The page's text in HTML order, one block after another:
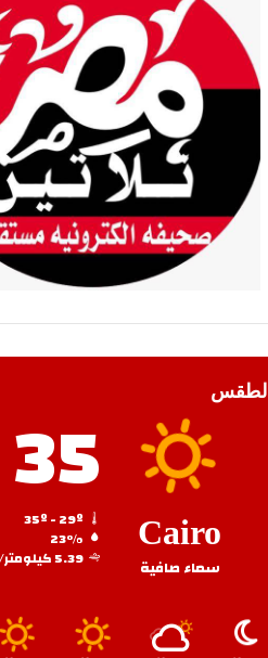
الطقس
Cairo
سماء صافية
35
23%
5.39 كيلومتر/ساعة